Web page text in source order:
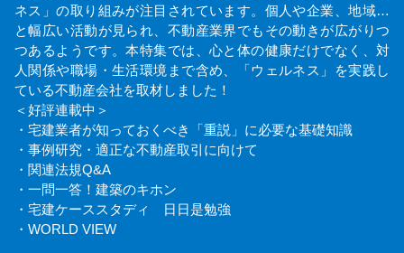
ネス」の取り組みが注目されています。個人や企業、地域…
と幅広い活動が見られ、不動産業界でもその動きが広がりつ
つあるようです。本特集では、心と体の健康だけでなく、対
人関係や職場・生活環境まで含め、「ウェルネス」を実践し
ている不動産会社を取材しました！
＜好評連載中＞
・宅建業者が知っておくべき「重説」に必要な基礎知識
・事例研究・適正な不動産取引に向けて
・関連法規Q&A
・一問一答！建築のキホン
・宅建ケーススタディ 日日是勉強
・WORLD VIEW